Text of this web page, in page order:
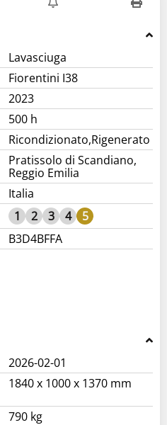
Lavasciuga
Fiorentini I38
2023
500 h
Ricondizionato,Rigenerato
Pratissolo di Scandiano,
Reggio Emilia
Italia
1 2 3 4
5
B3D4BFFA
2026-02-01
1840 x 1000 x 1370 mm
790 kg